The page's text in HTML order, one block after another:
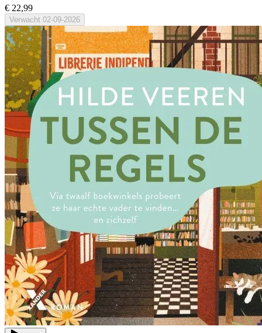
€ 22,99
Verwacht 02-09-2026